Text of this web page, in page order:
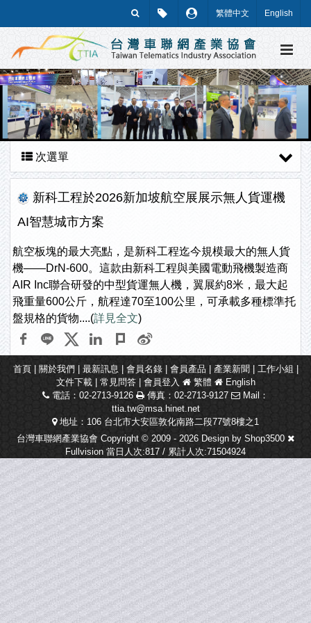
繁體中文 English
次選單
新科工程於2026新加坡航空展展示無人貨運機
AI智慧城市方案
航空板塊的最大亮點，是新科工程迄今規模最大的無人貨
機——DrN-600。這款由新科工程與美國電動飛機製造商
AIR Inc聯合研發的中型貨運無人機，翼展約8米，最大起
飛重量600公斤，航程達70至100公里，可承載多種標準托
盤規格的貨物....(詳見全文)
首頁| 關於我們 最新訊息 會員名錄| 會員產品 產業新聞 工作小組
文件下載| 常見問答| 會員登入 繁體
English
電話：02-2713-9126
傳真：02-2713-9127
Mail：
ttia.tw@msa.hinet.net
地址：106 台北市大安區敦化南路二段77號8樓之1
台灣車聯網產業協會 Copyright © 2009 - 2026 Design by Shop3500
Fullvision 當日人次:817 / 累計人次:71504924